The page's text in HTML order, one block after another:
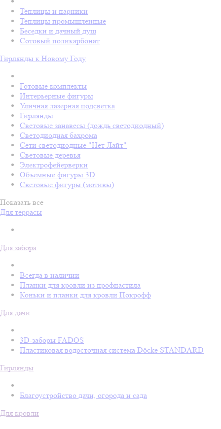
Теплицы и парники
Теплицы промышленные
Беседки и дачный душ
Сотовый поликарбонат
Гирлянды к Новому Году
Готовые комплекты
Интерьерные фигуры
Уличная лазерная подсветка
Гирлянды
Световые занавесы (дождь светодиодный)
Светодиодная бахрома
Сети светодиодные "Нет Лайт"
Световые деревья
Электрофейерверки
Объемные фигуры 3D
Световые фигуры (мотивы)
Показать все
Для террасы
Для забора
Всегда в наличии
Планки для кровли из профнастила
Коньки и планки для кровли Покрофф
Для дачи
3D-заборы FADOS
Пластиковая водосточная система Döcke STANDARD
Гирлянды
Благоустройство дачи, огорода и сада
Для кровли